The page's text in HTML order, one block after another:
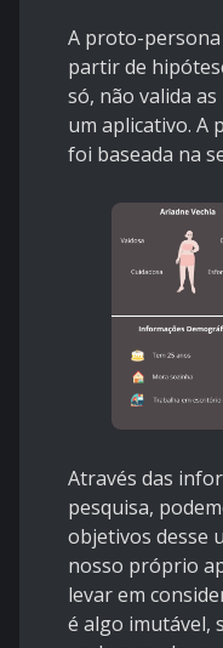
A proto-
partir de
só, não valida
um aplicativo. A
foi baseada na
Através das
pesquisa,
objetivos desse
nosso próprio
levar em
é algo imutável,